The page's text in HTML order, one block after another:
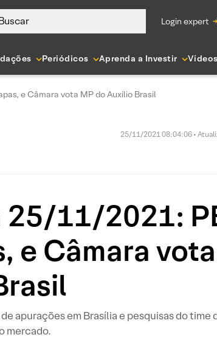
login expert
Periódicos Aprenda a Investir Vídeos
e Câmara vota MP do Auxílio Brasil
25/11/2021 08:04:06 •
25/11/2021:
e Câmara
apurações em Brasília e pesquisas do time
mercado.